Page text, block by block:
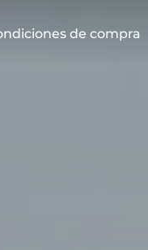
de compra